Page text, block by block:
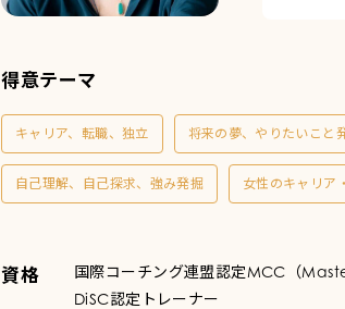
子
|
登
録
コ
得意テーマ
キャリア、転職、独立 将来の夢、やりたいこと
自己理解、自己探求、強み発掘 女性のキャリア
資格
国際コーチング連盟認定MCC（
DiSC認定トレーナー